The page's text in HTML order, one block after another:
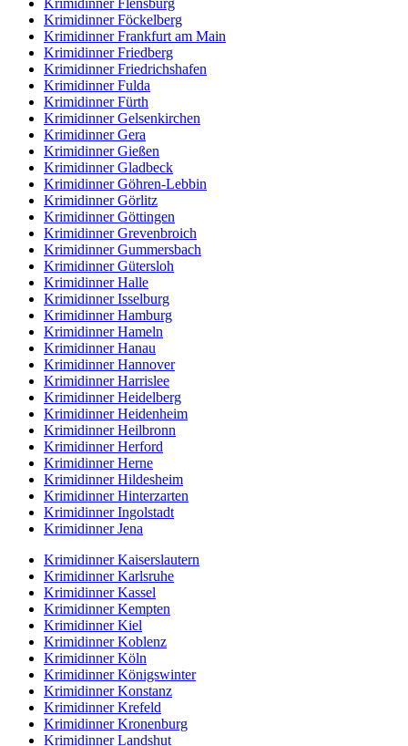
Krimidinner Föckelberg
Krimidinner Frankfurt am Main
Krimidinner Friedberg
Krimidinner Friedrichshafen
Krimidinner Fulda
Krimidinner Fürth
Krimidinner Gelsenkirchen
Krimidinner Gera
Krimidinner Gießen
Krimidinner Gladbeck
Krimidinner Göhren-Lebbin
Krimidinner Görlitz
Krimidinner Göttingen
Krimidinner Grevenbroich
Krimidinner Gummersbach
Krimidinner Gütersloh
Krimidinner Halle
Krimidinner Isselburg
Krimidinner Hamburg
Krimidinner Hameln
Krimidinner Hanau
Krimidinner Hannover
Krimidinner Harrislee
Krimidinner Heidelberg
Krimidinner Heidenheim
Krimidinner Heilbronn
Krimidinner Herford
Krimidinner Herne
Krimidinner Hildesheim
Krimidinner Hinterzarten
Krimidinner Ingolstadt
Krimidinner Jena
Krimidinner Kaiserslautern
Krimidinner Karlsruhe
Krimidinner Kassel
Krimidinner Kempten
Krimidinner Kiel
Krimidinner Koblenz
Krimidinner Köln
Krimidinner Königswinter
Krimidinner Konstanz
Krimidinner Krefeld
Krimidinner Kronenburg
Krimidinner Landshut